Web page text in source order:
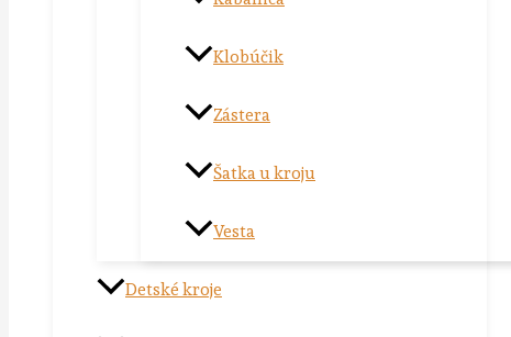
Klobúčik
Zástera
Šatka u kroju
Vesta
Detské kroje